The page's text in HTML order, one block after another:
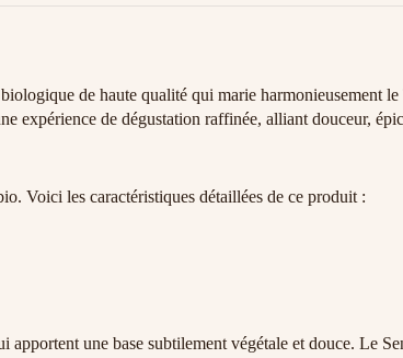
de haute qualité qui marie harmonieusement
expérience de dégustation raffinée, alliant douceur,
Voici les caractéristiques détaillées de ce produit :
apportent une base subtilement végétale et douce. Le